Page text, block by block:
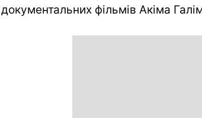
документальних фільмів Акіма